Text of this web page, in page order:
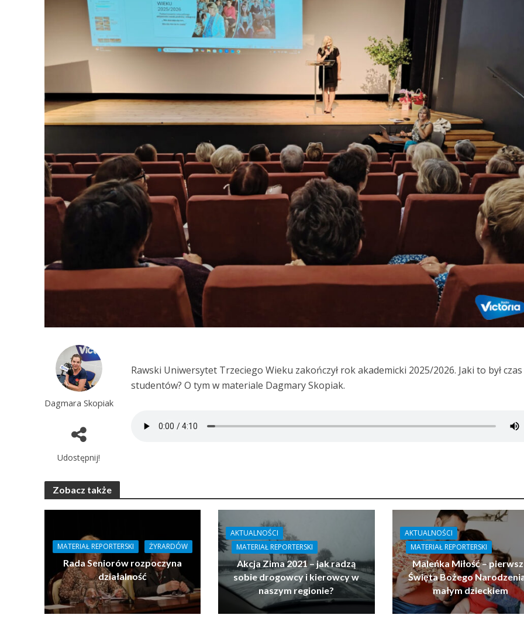
Dagmara Skopiak
Udostępnij!
Rawski Uniwersytet Trzeciego Wieku zakończył rok akademicki 2025/2026. Jaki to był
studentów? O tym w materiale Dagmary Skopiak.
Zobacz także
MATERIAŁ REPORTERSKI ŻYRARDÓW
Rada Seniorów rozpoczyna
działalność
AKTUALNOŚCI
MATERIAŁ REPORTERSKI
Akcja Zima 2021 – jak radzą
sobie drogowcy i kierowcy w
naszym regionie?
AKTUALNOŚCI
MATERIAŁ REPORTERSKI
Maleńka Miłość –
Święta Bożego
małym dzieckiem